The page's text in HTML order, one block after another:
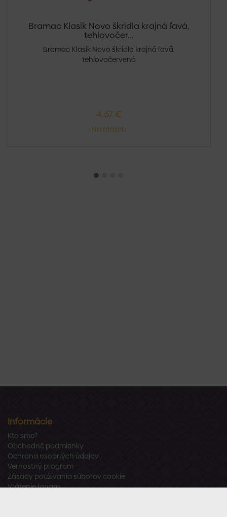
Bramac Klasik Novo škridla krajná ľavá,
tehlovočer...
Bramac Klasik Novo škridla krajná ľavá,
tehlovočervená
4,67 €
Na otázku
Informácie
Kto sme?
Obchodné podmienky
Ochrana osobných údajov
Vernostný program
Zásady používania súborov cookie
Vrátenie tovaru